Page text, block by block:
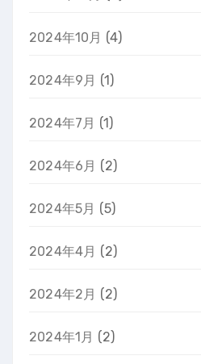
2024年10月 (4)
2024年9月 (1)
2024年7月 (1)
2024年6月 (2)
2024年5月 (5)
2024年4月 (2)
2024年2月 (2)
2024年1月 (2)